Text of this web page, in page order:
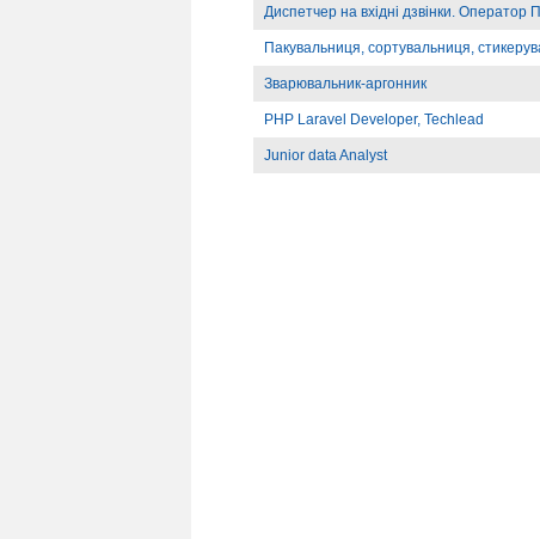
Диспетчер на вхідні дзвінки. Оператор
Пакувальниця, сортувальниця,
Зварювальник-аргонник
PHP Laravel Developer, Techlead
Junior data Analyst